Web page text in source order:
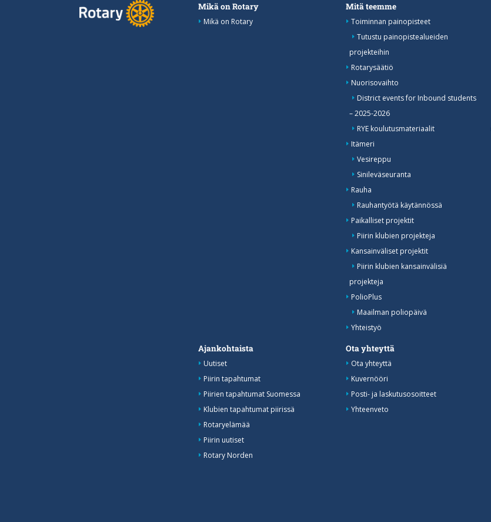
Mikä on Rotary
Mikä on Rotary
Mitä teemme
Toiminnan painopisteet
Tutustu painopistealueiden
projekteihin
Rotarysäätiö
Nuorisovaihto
District events for Inbound students
– 2025-2026
RYE koulutusmateriaalit
Itämeri
Vesireppu
Sinileväseuranta
Rauha
Rauhantyötä käytännössä
Paikalliset projektit
Piirin klubien projekteja
Kansainväliset projektit
Piirin klubien kansainvälisiä
projekteja
PolioPlus
Maailman poliopäivä
Yhteistyö
Ajankohtaista
Uutiset
Piirin tapahtumat
Piirien tapahtumat Suomessa
Klubien tapahtumat piirissä
Rotaryelämää
Piirin uutiset
Rotary Norden
Ota yhteyttä
Ota yhteyttä
Kuvernööri
Posti- ja laskutusosoitteet
Yhteenveto